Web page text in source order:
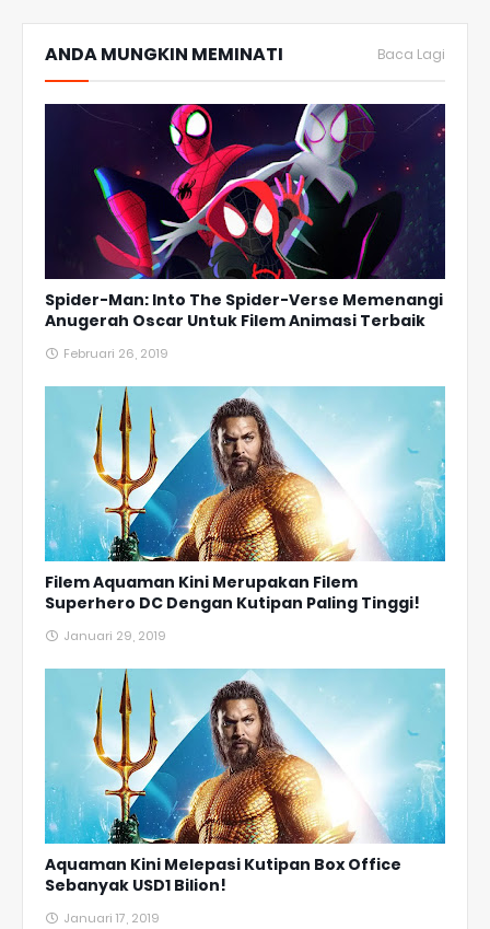
ANDA MUNGKIN MEMINATI Baca Lagi
Spider-Man: Into The Spider-Verse Memenangi
Anugerah Oscar Untuk Filem Animasi Terbaik
Februari 26, 2019
Filem Aquaman Kini Merupakan Filem
Superhero DC Dengan Kutipan Paling Tinggi!
Januari 29, 2019
Aquaman Kini Melepasi Kutipan Box Office
Sebanyak USD1 Bilion!
Januari 17, 2019